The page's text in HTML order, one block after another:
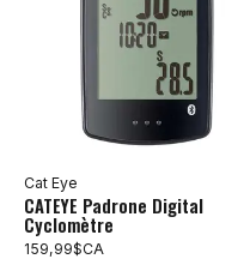
Cat Eye
CATEYE Padrone Digital
Cyclomètre
159,99$CA